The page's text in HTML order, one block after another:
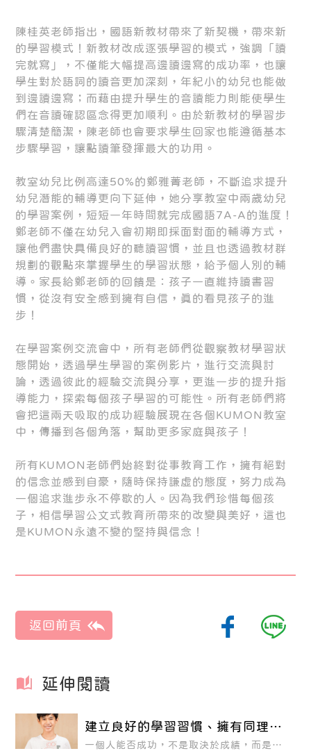
陳桂英老師指出，國語新教材帶來了新契機，帶來新
的學習模式！新教材改成逐張學習的模式，強調「讀
完就寫」，不僅能大幅提高邊讀邊寫的成功率，也讓
學生對於語詞的讀音更加深刻，年紀小的幼兒也能做
到邊讀邊寫；而藉由提升學生的音讀能力則能使學生
們在音讀確認區念得更加順利。由於新教材的學習步
驟清楚簡潔，陳老師也會要求學生回家也能遵循基本
步驟學習，讓點讀筆發揮最大的功用。
教室幼兒比例高達50%的鄭雅菁老師，不斷追求提升
幼兒潛能的輔導更向下延伸，她分享教室中兩歲幼兒
的學習案例，短短一年時間就完成國語7A-A的進度！
鄭老師不僅在幼兒入會初期即採面對面的輔導方式，
讓他們盡快具備良好的聽讀習慣，並且也透過教材群
規劃的觀點來掌握學生的學習狀態，給予個人別的輔
導。家長給鄭老師的回饋是：孩子一直維持讀書習
慣，從沒有安全感到擁有自信，真的看見孩子的進
步！
在學習案例交流會中，所有老師們從觀察教材學習狀
態開始，透過學生學習的案例影片，進行交流與討
論，透過彼此的經驗交流與分享，更進一步的提升指
導能力，探索每個孩子學習的可能性。所有老師們將
會把這兩天吸取的成功經驗展現在各個KUMON教室
中，傳播到各個角落，幫助更多家庭與孩子！
所有KUMON老師們始終對從事教育工作，擁有絕對
的信念並感到自豪，隨時保持謙虛的態度，努力成為
一個追求進步永不停歇的人。因為我們珍惜每個孩
子，相信學習公文式教育所帶來的改變與美好，這也
是KUMON永遠不變的堅持與信念！
延伸閱讀
建立良好的學習習慣、擁有同理
心， 是孩子日後成功的關鍵
一個人能否成功，不是取決於成績，而是學